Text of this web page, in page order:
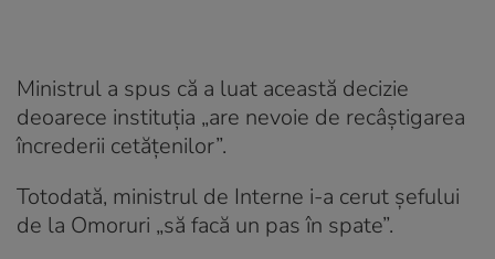
Ministrul a spus că a luat această decizie
deoarece instituția „are nevoie de recâștigarea
încrederii cetățenilor”.
Totodată, ministrul de Interne i-a cerut șefului
de la Omoruri „să facă un pas în spate”.